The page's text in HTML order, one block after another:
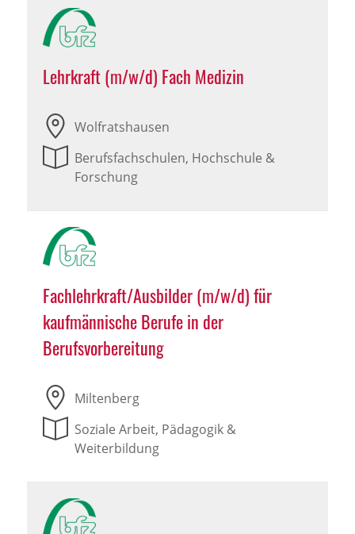
Lehrkraft (m/w/d) Fach Medizin
Wolfratshausen
Berufsfachschulen, Hochschule &
Forschung
Fachlehrkraft/Ausbilder (m/w/d) für
kaufmännische Berufe in der
Berufsvorbereitung
Miltenberg
Soziale Arbeit, Pädagogik &
Weiterbildung